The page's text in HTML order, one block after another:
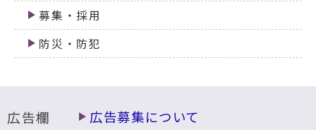
募集・採用
防災・防犯
広告欄 広告募集について